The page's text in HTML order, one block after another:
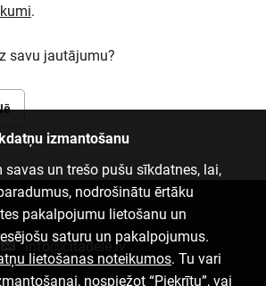
.
savu jautājumu?
izmantošanu
un trešo pušu sīkdatnes, lai,
nodrošinātu ērtāku
pakalpojumu lietošanu un
saturu un pakalpojumus.
lietošanas noteikumos. Tu vari
nospiežot “Piekrītu”, vai
info@citadele.lv